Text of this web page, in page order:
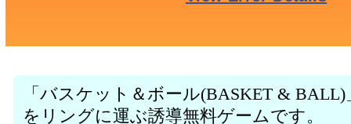
「バスケット＆ボール(BASKET &
をリングに運ぶ誘導無料ゲームです。